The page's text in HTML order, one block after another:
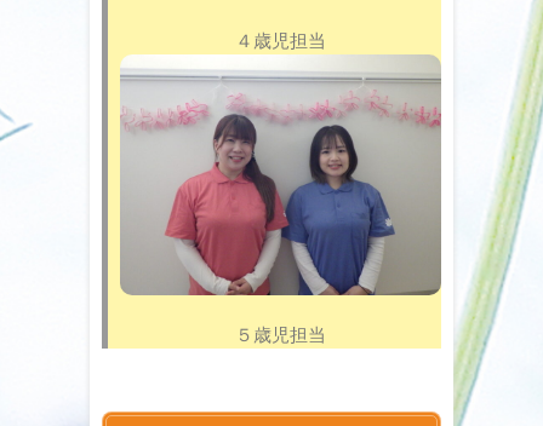
４歳児担当
５歳児担当